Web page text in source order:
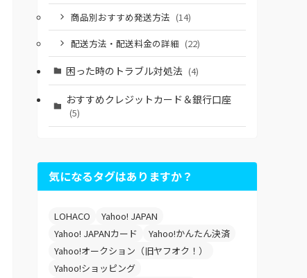
商品別おすすめ発送方法 (14)
配送方法・配送料金の詳細 (22)
困った時のトラブル対処法 (4)
おすすめクレジットカード＆銀行口座
(5)
気になるタグはありますか？
LOHACO
Yahoo! JAPAN
Yahoo! JAPANカード
Yahoo!かんたん決済
Yahoo!オークション（旧ヤフオク！）
Yahoo!ショッピング